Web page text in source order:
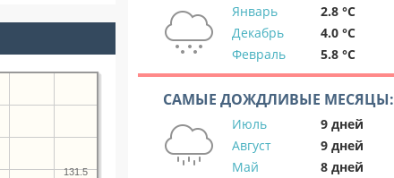
131.5
Январь
2.8 °C
Декабрь
4.0 °C
Февраль
5.8 °C
САМЫЕ ДОЖДЛИВЫЕ МЕСЯЦЫ:
Июль
9 дней
Август
9 дней
Май
8 дней